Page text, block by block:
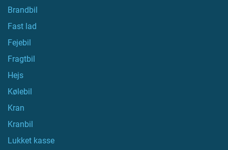
Brandbil
Fast lad
Fejebil
Fragtbil
Hejs
Kølebil
Kran
Kranbil
Lukket kasse